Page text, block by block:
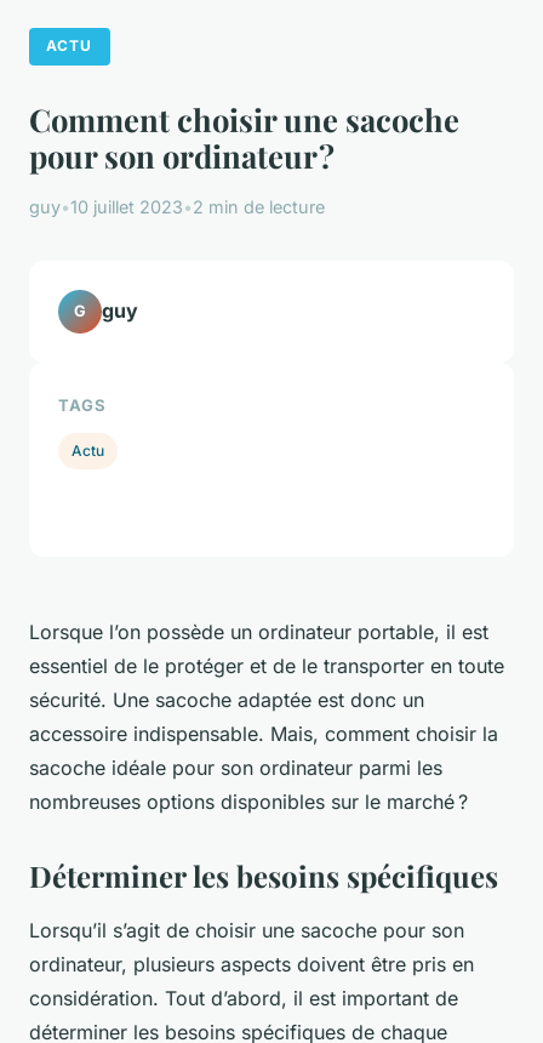
ACTU
Comment choisir une sacoche
pour son ordinateur ?
guy•10 juillet 2023•2 min de lecture
Lorsque l’on possède un ordinateur portable, il est
essentiel de le protéger et de le transporter en toute
sécurité. Une sacoche adaptée est donc un
accessoire indispensable. Mais, comment choisir la
sacoche idéale pour son ordinateur parmi les
nombreuses options disponibles sur le marché ?
Déterminer les besoins spécifiques
Lorsqu’il s’agit de choisir une sacoche pour son
ordinateur, plusieurs aspects doivent être pris en
considération. Tout d’abord, il est important de
déterminer les besoins spécifiques de chaque
G guy
TAGS
Actu